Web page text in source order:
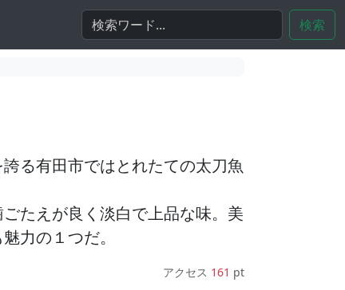
検索
る有田市ではとれたての太刀魚
たえが良く淡白で上品な味。美
力の１つだ。
アクセス 161 pt